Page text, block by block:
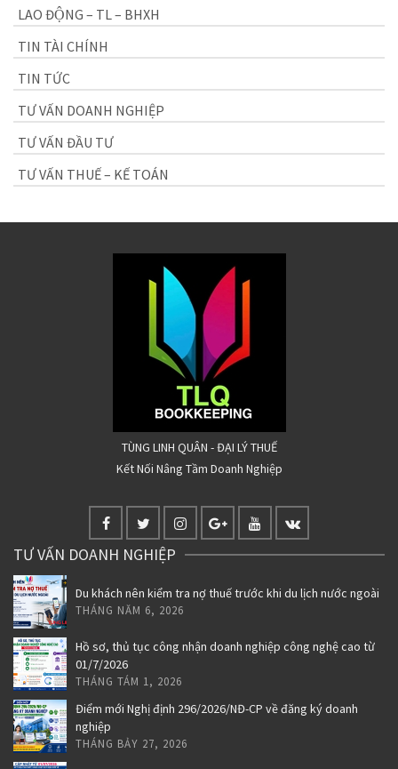
LAO ĐỘNG – TL – BHXH
TIN TÀI CHÍNH
TIN TỨC
TƯ VẤN DOANH NGHIỆP
TƯ VẤN ĐẦU TƯ
TƯ VẤN THUẾ – KẾ TOÁN
TÙNG LINH QUÂN - ĐẠI LÝ THUẾ
Kết Nối Nâng Tầm Doanh Nghiệp
TƯ VẤN DOANH NGHIỆP
Du khách nên kiểm tra nợ thuế trước khi du lịch nước ngoài
THÁNG NĂM 6, 2026
Hồ sơ, thủ tục công nhận doanh nghiệp công nghệ cao từ
01/7/2026
THÁNG TÁM 1, 2026
Điểm mới Nghị định 296/2026/NĐ-CP về đăng ký doanh
nghiệp
THÁNG BẢY 27, 2026